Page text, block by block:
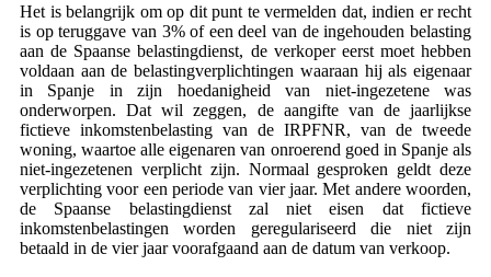
Het is belangrijk om op dit punt te vermelden dat, indien er recht
is op teruggave van 3% of een deel van de ingehouden belasting
aan de Spaanse belastingdienst, de verkoper eerst moet hebben
voldaan aan de belastingverplichtingen waaraan hij als eigenaar
in Spanje in zijn hoedanigheid van niet-ingezetene was
onderworpen. Dat wil zeggen, de aangifte van de jaarlijkse
fictieve inkomstenbelasting van de IRPFNR, van de tweede
woning, waartoe alle eigenaren van onroerend goed in Spanje als
niet-ingezetenen verplicht zijn. Normaal gesproken geldt deze
verplichting voor een periode van vier jaar. Met andere woorden,
de Spaanse belastingdienst zal niet eisen dat fictieve
inkomstenbelastingen worden geregulariseerd die niet zijn
betaald in de vier jaar voorafgaand aan de datum van verkoop.